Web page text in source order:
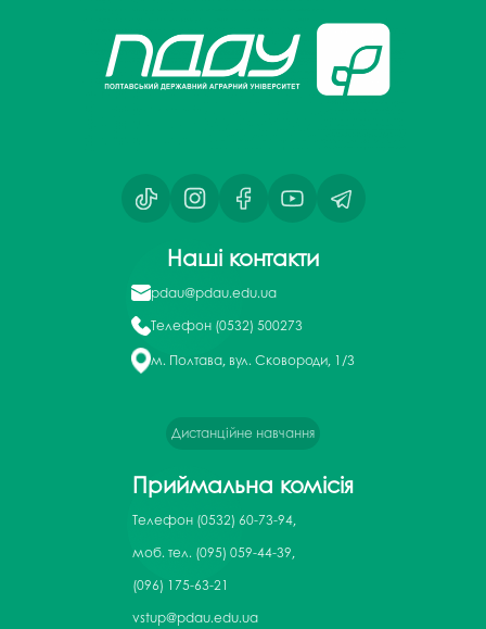
Наші контакти
pdau@pdau.edu.ua
Телефон (0532) 500273
м. Полтава, вул. Сковороди, 1/3
Дистанційне навчання
Приймальна комісія
Телефон (0532) 60-73-94,
моб. тел. (095) 059-44-39,
(096) 175-63-21
vstup@pdau.edu.ua